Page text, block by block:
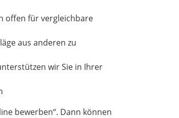
offen für vergleichbare
aus anderen zu
wir Sie in Ihrer
bewerben“. Dann können